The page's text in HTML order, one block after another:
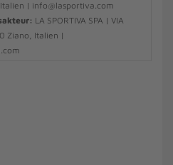
Italien | info@lasportiva.com
LA SPORTIVA SPA | VIA
Ziano, Italien |